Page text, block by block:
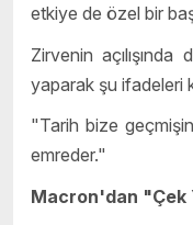
etkiye de özel bir
Zirvenin
yaparak şu ifadeleri
"Tarih bize
emreder."
Macron'dan "Çek